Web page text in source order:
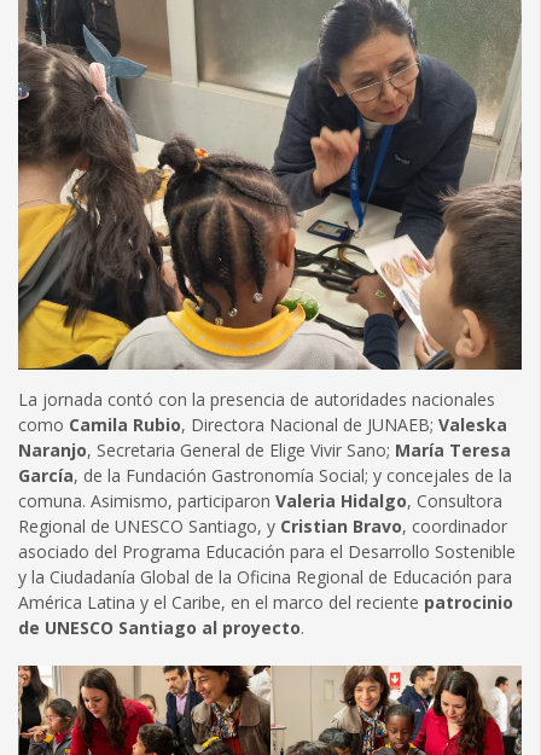
La jornada contó con la presencia de autoridades nacionales
como Camila Rubio, Directora Nacional de JUNAEB; Valeska
Naranjo, Secretaria General de Elige Vivir Sano; María Teresa
García, de la Fundación Gastronomía Social; y concejales de la
comuna. Asimismo, participaron Valeria Hidalgo, Consultora
Regional de UNESCO Santiago, y Cristian Bravo, coordinador
asociado del Programa Educación para el Desarrollo Sostenible
y la Ciudadanía Global de la Oficina Regional de Educación para
América Latina y el Caribe, en el marco del reciente patrocinio
de UNESCO Santiago al proyecto.